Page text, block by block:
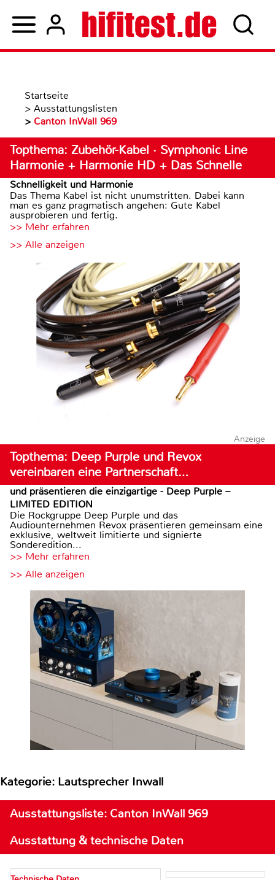
Startseite
> Ausstattungslisten
> Canton InWall 969
Topthema: Zubehör-Kabel · Symphonic Line
Harmonie + Harmonie HD + Das Schnelle
Schnelligkeit und Harmonie
Das Thema Kabel ist nicht unumstritten. Dabei kann
man es ganz pragmatisch angehen: Gute Kabel
ausprobieren und fertig.
>> Mehr erfahren
>> Alle anzeigen
Anzeige
Topthema: Deep Purple und Revox
vereinbaren eine Partnerschaft…
und präsentieren die einzigartige - Deep Purple –
LIMITED EDITION
Die Rockgruppe Deep Purple und das
Audiounternehmen Revox präsentieren gemeinsam eine
exklusive, weltweit limitierte und signierte
Sonderedition...
>> Mehr erfahren
>> Alle anzeigen
Kategorie: Lautsprecher Inwall
Ausstattungsliste: Canton InWall 969
Ausstattung & technische Daten